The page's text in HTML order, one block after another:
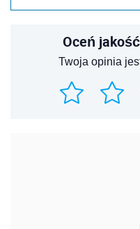
Oceń
Twoja opinia